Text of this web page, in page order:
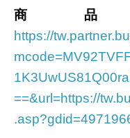
商
https://
==&url=https://